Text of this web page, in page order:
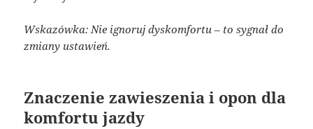
Wskazówka: Nie ignoruj dyskomfortu – to sygnał do
zmiany ustawień.
Znaczenie zawieszenia i opon dla
komfortu jazdy